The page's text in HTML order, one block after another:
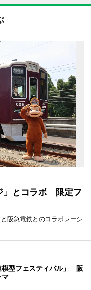
」とコラボ 限定フ
阪急電鉄とのコラボレーシ
模型フェスティバル」 阪
マ